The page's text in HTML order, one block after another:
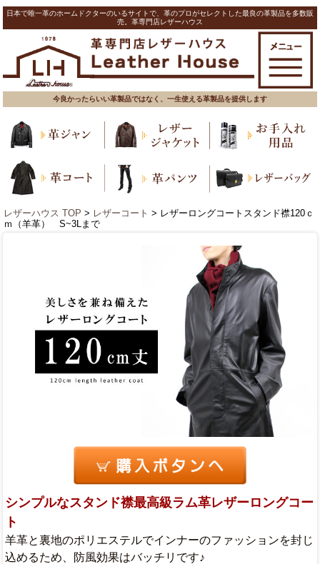
日本で唯一革のホームドクターのいるサイトで、革のプロがセレクトした最良の革製品を多数販
売。革専門店レザーハウス
今良かったらいい革製品ではなく、一生使える革製品を提供します
レザーハウス TOP > レザーコート > レザーロングコートスタンド襟120ｃ
ｍ（羊革） S~3Lまで
シンプルなスタンド襟最高級ラム革レザーロングコー
ト
羊革と裏地のポリエステルでインナーのファッションを封じ
込めるため、防風効果はバッチリです♪